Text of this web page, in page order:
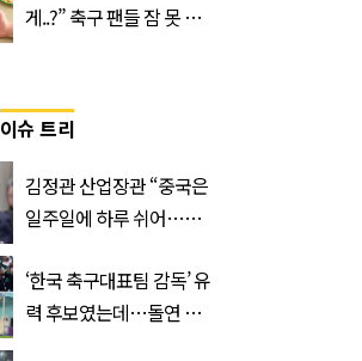
게..?” 축구 팬들 잠 못 들
이슈 트리
김정관 산업장관 “중국은
일주일에 하루 쉬어…주
‘한국 축구대표팀 감독’ 유
력 후보였는데…돌연 코